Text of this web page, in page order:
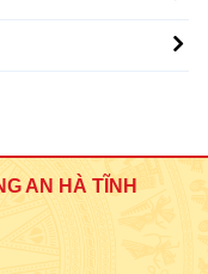
AN HÀ TĨNH